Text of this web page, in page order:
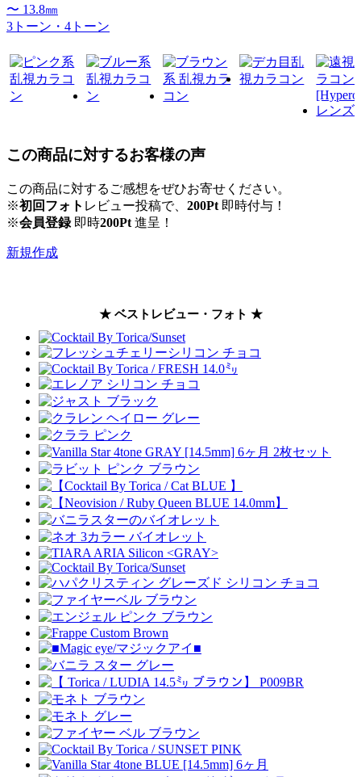
〜 13.8㎜
3トーン・4トーン
この商品に対するお客様の声
この商品に対するご感想をぜひお寄せください。
※初回フォト レビュー投稿で、 200Pt 即時付与！
※会員登録即時200Pt 進呈！
新規作成
★ ベストレビュー・フォト ★